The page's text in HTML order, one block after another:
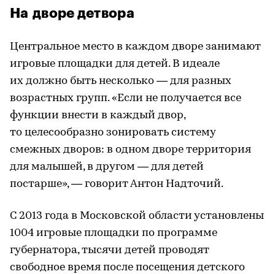
На дворе детвора
Центральное место в каждом дворе занимают
игровые площадки для детей. В идеале
их должно быть несколько — для разных
возрастных групп. «Если не получается все
функции внести в каждый двор,
то целесообразно зонировать систему
смежных дворов: в одном дворе территория
для малышей, в другом — для детей
постарше», — говорит Антон Надточий.
С 2013 года в Московской области установлены
1004 игровые площадки по программе
губернатора, тысячи детей проводят
свободное время после посещения детского